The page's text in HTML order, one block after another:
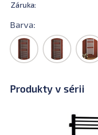
Záruka:
Barva:
Produkty v sérii